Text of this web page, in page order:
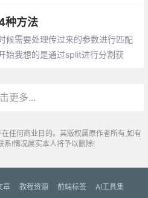
种方法
候需要处理传过来的参数进行匹配
始我想的是通过split进行分割获
更多...
任何商业目的。其版权属原作者所有,如有
系!情况属实本人将予以删除!
章 教程资源 前端标签
AI工具集